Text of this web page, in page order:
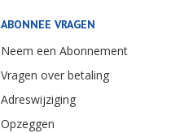
ABONNEE VRAGEN
Neem een Abonnement
Vragen over betaling
Adreswijziging
Opzeggen